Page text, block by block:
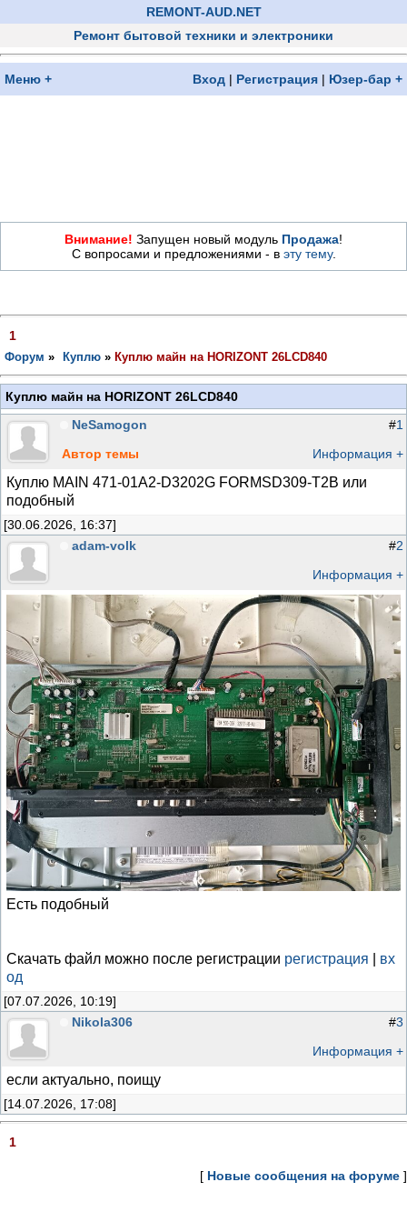
REMONT-AUD.NET
Ремонт бытовой техники и электроники
Меню + Вход | Регистрация | Юзер-бар +
Внимание! Запущен новый модуль Продажа!
С вопросами и предложениями - в эту тему.
1
Форум » Куплю » Куплю майн на HORIZONT 26LCD840
Куплю майн на HORIZONT 26LCD840
NeSamogon
Автор темы
#1
Информация +
Куплю MAIN 471-01A2-D3202G FORMSD309-T2B или
подобный
[30.06.2026, 16:37]
adam-volk
#2
Информация +
Есть подобный
Скачать файл можно после регистрации регистрация
вх
од
[07.07.2026, 10:19]
Nikola306
#3
Информация +
если актуально, поищу
[14.07.2026, 17:08]
1
[ Новые сообщения на форуме ]